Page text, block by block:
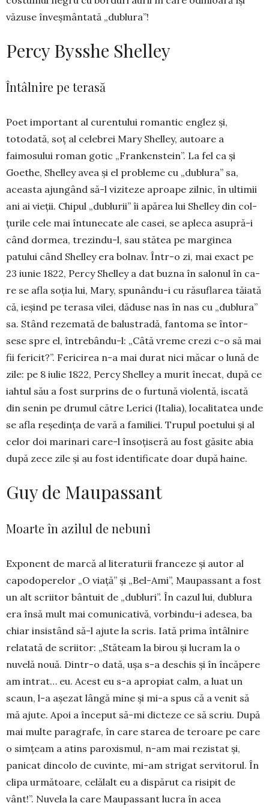
văzuse înveșmântată „dublura”!
Percy Bysshe Shelley
Întâlnire pe terasă
Poet important al curentului ro­mantic englez și,
totodată, soț al celebrei Mary Shelley, autoare a
faimosului roman go­tic „Fran­kenstein”. La fel ca și
Goethe, Shelley avea și el probleme cu „dublura” sa,
aceasta ajun­gând să-l viziteze a­proa­pe zilnic, în ultimii
ani ai vieții. Chipul „du­blurii” îi apărea lui Shelley din col­
țurile cele mai în­tunecate ale casei, se apleca asu­pră-i
când dor­mea, trezindu-l, sau stătea pe mar­ginea
patului când Shelley era bolnav. Într-o zi, mai exact pe
23 iunie 1822, Percy Shelley a dat buz­na în salonul în ca­
re se afla soția lui, Mary, spunându-i cu ră­suflarea tăiată
că, ie­șind pe terasa vilei, dă­­duse nas în nas cu „du­blura”
sa. Stând reze­mată de balus­tra­dă, fan­toma se întor­
sese spre el, întrebân­du-l: „Câtă vreme crezi c-o să mai
fii fericit?”. Fericirea n-a mai durat nici mă­car o lună de
zile: pe 8 iulie 1822, Percy Shel­ley a murit înecat, după ce
iahtul său a fost surprins de o furtună vio­lentă, iscată
din se­nin pe drumul către Le­rici (Italia), localitatea unde
se afla reședința de va­ră a familiei. Tru­pul poetului și al
celor doi ma­rinari care-l în­soțiseră au fost găsite abia
după zece zile și au fost identificate doar după haine.
Guy de Maupassant
Moarte în azilul de nebuni
Exponent de marcă al lite­ra­turii franceze și autor al
capo­doperelor „O viață” și „Bel-Ami”, Maupassant a fost
un alt scriitor bântuit de „dubluri”. În cazul lui, dublura
era însă mult mai comunicativă, vorbindu-i adesea, ba
chiar insistând să-l ajute la scris. Iată prima întâlnire
relatată de scriitor: „Stăteam la birou și lucram la o
nuvelă nouă. Dintr-o dată, ușa s-a deschis și în încăpere
am intrat… eu. Acest eu s-a apropiat calm, a luat un
scaun, l-a așezat lângă mine și mi-a spus că a venit să
mă ajute. Apoi a în­ceput să-mi dicteze ce să scriu. După
mai multe pa­ra­grafe, în care sta­rea de teroare pe ca­re
o simțeam a atins paroxis­mul, n-am mai rezistat și,
panicat dincolo de cu­vinte, mi-am stri­gat ser­vitorul. În
clipa următoare, celălalt eu a dis­pă­rut ca risipit de
vânt!”. Nuvela la care Maupassant lucra în acea